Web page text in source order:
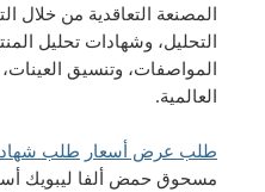
المصنعة التعاقدية من خلال
المواصفات، وتنسيق العينات،
العالمية.
طلب عرض أسعار طلب شهادة
مسحوق حمض ألفا ليبويك أسيد